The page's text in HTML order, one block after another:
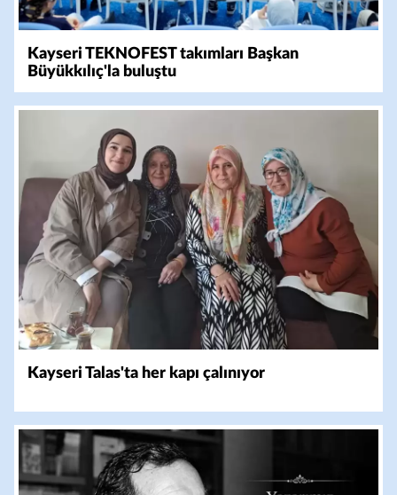
Kayseri TEKNOFEST takımları Başkan
Büyükkılıç'la buluştu
Kayseri Talas'ta her kapı çalınıyor